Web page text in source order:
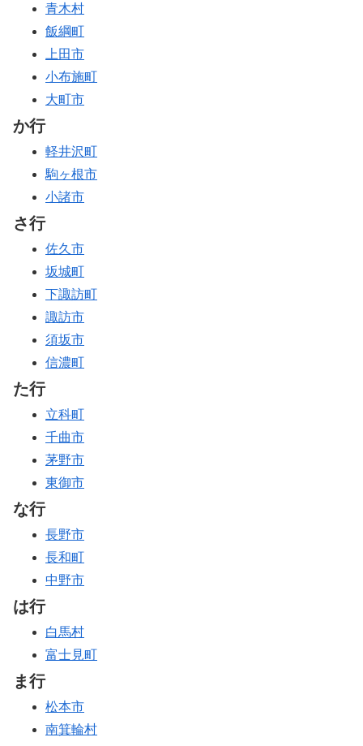
青木村
飯綱町
上田市
小布施町
大町市
か行
軽井沢町
駒ヶ根市
小諸市
さ行
佐久市
坂城町
下諏訪町
諏訪市
須坂市
信濃町
た行
立科町
千曲市
茅野市
東御市
な行
長野市
長和町
中野市
は行
白馬村
富士見町
ま行
松本市
南箕輪村